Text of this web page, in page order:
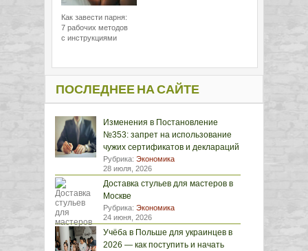
Как завести парня:
7 рабочих методов
с инструкциями
ПОСЛЕДНЕЕ НА САЙТЕ
Изменения в Постановление
№353: запрет на использование
чужих сертификатов и деклараций
Рубрика: Экономика
28 июля, 2026
Доставка стульев для мастеров в
Москве
Рубрика: Экономика
24 июня, 2026
Учёба в Польше для украинцев в
2026 — как поступить и начать